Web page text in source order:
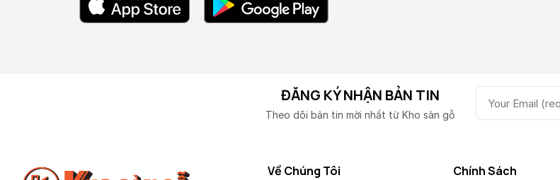
ĐĂNG KÝ NHẬN BẢN TIN
Theo dõi bản tin mời nhất từ Kho sàn gỗ
Về Chúng Tôi Chính Sách